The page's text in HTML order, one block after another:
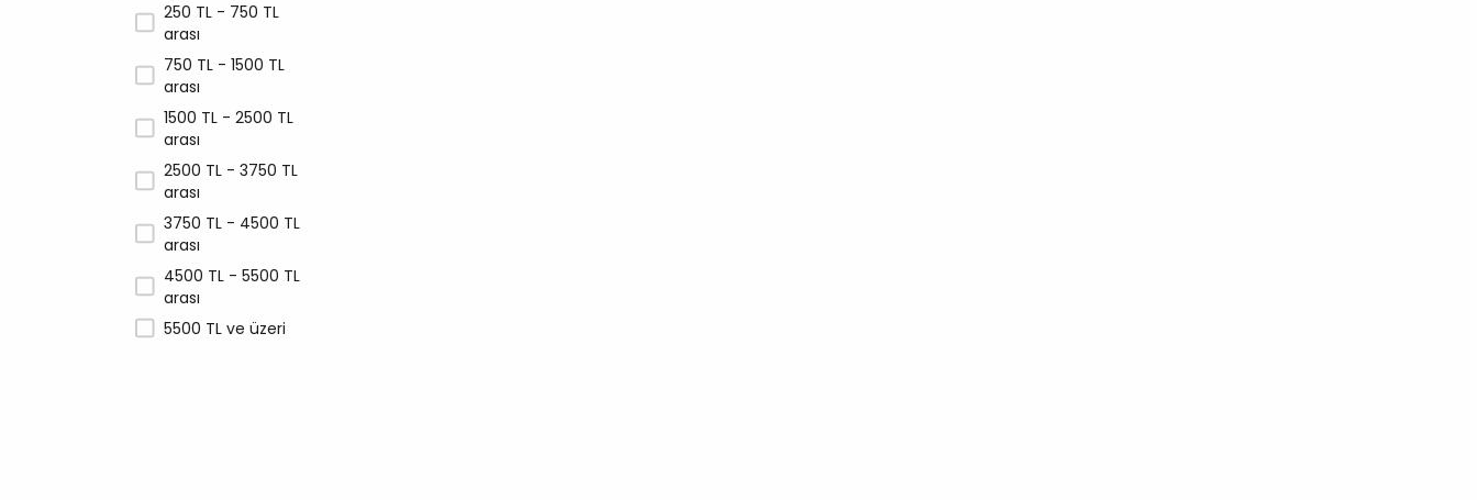
Relax
Resteril
Rimba
Simple Solution
Supreme Dog
True Iconic
Vet's Plus
VetSmell
250 TL - 750 TL
arası
750 TL - 1500 TL
arası
1500 TL - 2500 TL
arası
2500 TL - 3750 TL
arası
3750 TL - 4500 TL
arası
4500 TL - 5500 TL
arası
5500 TL ve üzeri